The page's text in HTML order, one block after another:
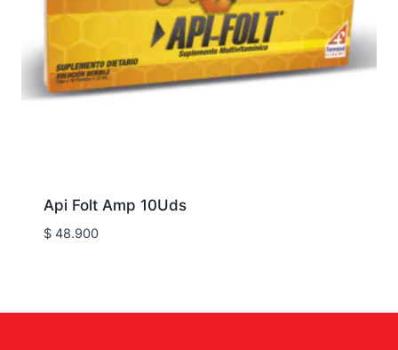
Api Folt Amp 10Uds
$48.900